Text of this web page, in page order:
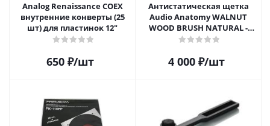
Analog Renaissance COEX
внутренние конверты (25
шт) для пластинок 12"
650 ₽/шт
Антистатическая щетка
Audio Anatomy WALNUT
WOOD BRUSH NATURAL -
DELUXE
4 000₽/шт